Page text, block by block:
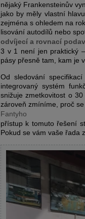
nějaký Frankensteinův
jako by měly vlastní
zejména s ohledem na
lisování autodílů nebo
odvíjecí a rovnací
3 v 1 není jen praktický
pásy přesně tam, kam je
Od sledování
integrovaný systém
snižuje zmetkovitost o 30
zároveň zmíníme, proč se
Fantyho
přístup k tomuto řešení
Pokud se vám vaše řada